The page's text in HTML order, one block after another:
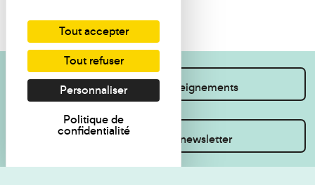
Je souhaite des renseignements
Inscrivez-vous à la newsletter
Tout accepter
Tout refuser
Personnaliser
Politique de
confidentialité